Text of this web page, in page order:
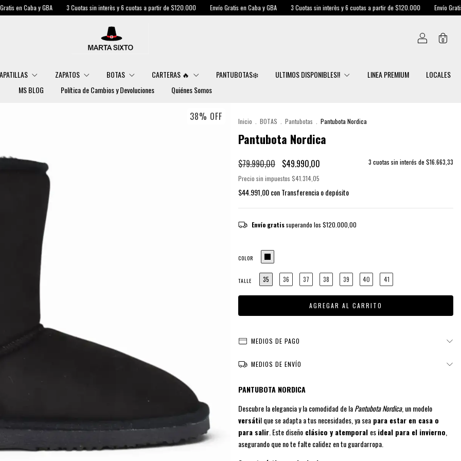
y GBA 3 Cuotas sin interès y 6 cuotas a partir de $120.000 Envío Gratis en Caba y GBA 3 Cuotas sin interès y 6 cuotas a partir de $120.000 Envío Gratis en Caba y
0
ZAPATOS BOTAS CARTERAS 🔥 PANTUBOTAS❄️ ULTIMOS DISPONIBLES!! LINEA PREMIUM
LOCALES
MS BLOG
Política de Cambios y Devoluciones Quiénes Somos
38% OFF Inicio BOTAS Pantubotas Pantubota Nordica
Pantubota Nordica
$79.990,00 $49.990,00 3 cuotas sin interés de $16.663,33
Precio sin impuestos $41.314,05
$44.991,00conTransferencia o depósito
Envío gratis superando los $120.000,00
COLOR
TALLE 35 36 37 38 39 40 41
MEDIOS DE PAGO
MEDIOS DE ENVÍO
PANTUBOTA NORDICA
Descubre la elegancia y la comodidad de laPantubota Nordica, un modelo
versátil que se adapta a tus necesidades, ya sea para estar en casa o
para salir . Este diseño clásico y atemporal esideal para el invierno
asegurando que no te falte calidez en tu guardarropa.